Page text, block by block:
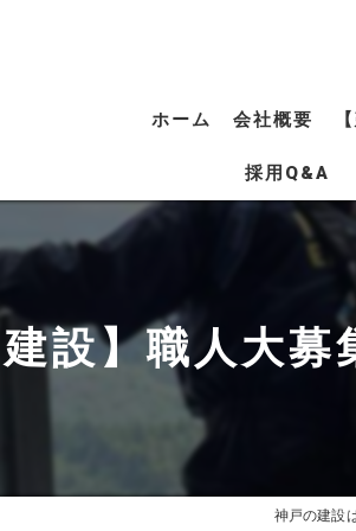
ホーム 会社概要
代表挨拶
採用Q&A
設】職人大募
神戸の建設